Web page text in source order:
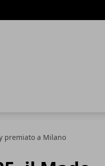
premiato a Milano